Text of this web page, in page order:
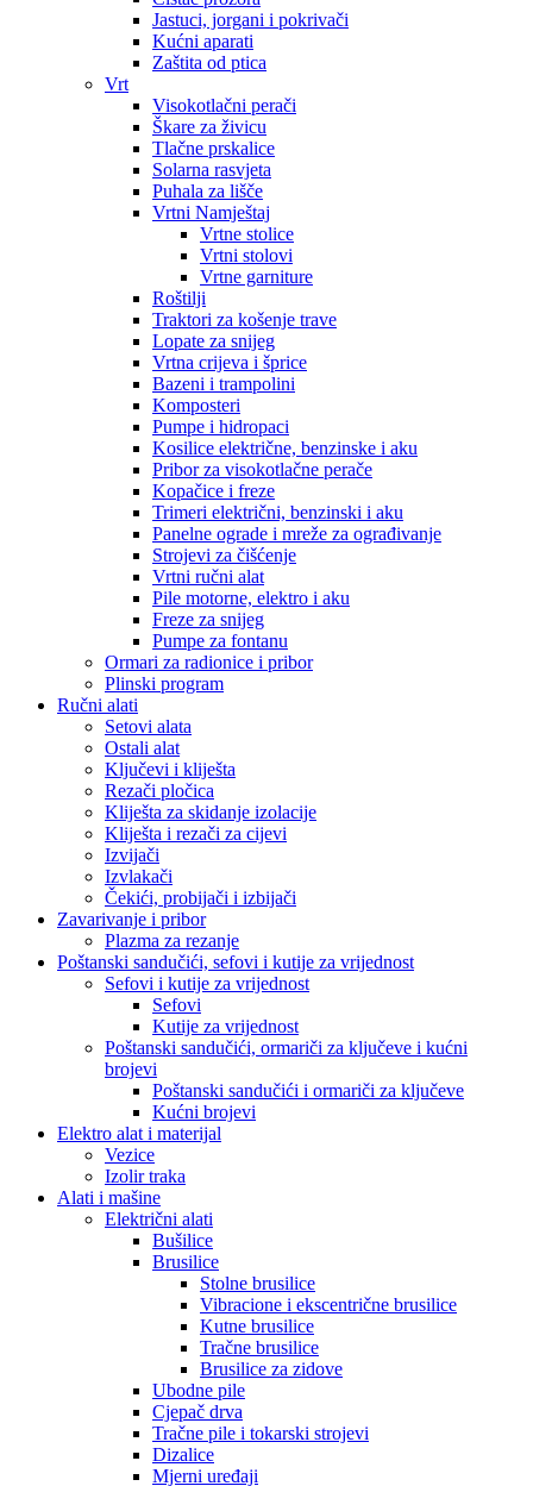
Jastuci, jorgani i pokrivači
Kućni aparati
Zaštita od ptica
Vrt
Visokotlačni perači
Škare za živicu
Tlačne prskalice
Solarna rasvjeta
Puhala za lišče
Vrtni Namještaj
Vrtne stolice
Vrtni stolovi
Vrtne garniture
Roštilji
Traktori za košenje trave
Lopate za snijeg
Vrtna crijeva i šprice
Bazeni i trampolini
Komposteri
Pumpe i hidropaci
Kosilice električne, benzinske i aku
Pribor za visokotlačne perače
Kopačice i freze
Trimeri električni, benzinski i aku
Panelne ograde i mreže za ograđivanje
Strojevi za čišćenje
Vrtni ručni alat
Pile motorne, elektro i aku
Freze za snijeg
Pumpe za fontanu
Ormari za radionice i pribor
Plinski program
Ručni alati
Setovi alata
Ostali alat
Ključevi i kliješta
Rezači pločica
Kliješta za skidanje izolacije
Kliješta i rezači za cijevi
Izvijači
Izvlakači
Čekići, probijači i izbijači
Zavarivanje i pribor
Plazma za rezanje
Poštanski sandučići, sefovi i kutije za vrijednost
Sefovi i kutije za vrijednost
Sefovi
Kutije za vrijednost
Poštanski sandučići, ormariči za ključeve i kućni
brojevi
Poštanski sandučići i ormariči za ključeve
Kućni brojevi
Elektro alat i materijal
Vezice
Izolir traka
Alati i mašine
Električni alati
Bušilice
Brusilice
Stolne brusilice
Vibracione i ekscentrične brusilice
Kutne brusilice
Tračne brusilice
Brusilice za zidove
Ubodne pile
Cjepač drva
Tračne pile i tokarski strojevi
Dizalice
Mjerni uređaji